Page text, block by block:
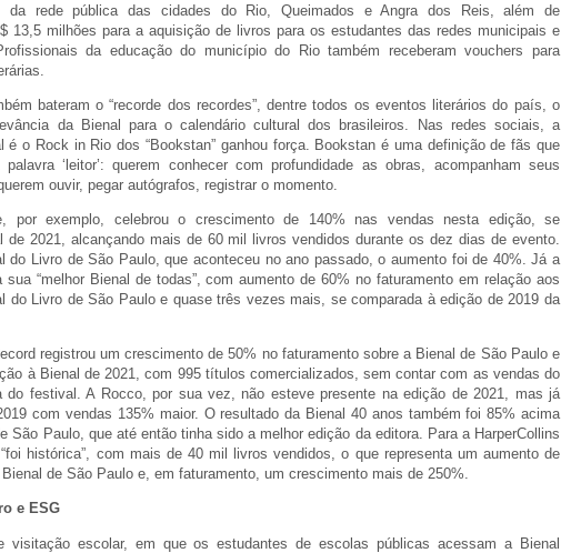
da rede pública das cidades do Rio, Queimados e Angra dos Reis, além de
13,5 milhões para a aquisição de livros para os estudantes das redes municipais e
da educação do município do Rio também receberam vouchers para
bateram o “recorde dos recordes”, dentre todos os eventos literários do país, o
da Bienal para o calendário cultural dos brasileiros. Nas redes sociais, a
é o Rock in Rio dos “Bookstan” ganhou força. Bookstan é uma definição de fãs que
‘leitor’: querem conhecer com profundidade as obras, acompanham seus
ouvir, pegar autógrafos, registrar o momento.
por exemplo, celebrou o crescimento de 140% nas vendas nesta edição, se
de 2021, alcançando mais de 60 mil livros vendidos durante os dez dias de evento.
do Livro de São Paulo, que aconteceu no ano passado, o aumento foi de 40%. Já a
“melhor Bienal de todas”, com aumento de 60% no faturamento em relação aos
do Livro de São Paulo e quase três vezes mais, se comparada à edição de 2019 da
registrou um crescimento de 50% no faturamento sobre a Bienal de São Paulo e
à Bienal de 2021, com 995 títulos comercializados, sem contar com as vendas do
do festival. A Rocco, por sua vez, não esteve presente na edição de 2021, mas já
com vendas 135% maior. O resultado da Bienal 40 anos também foi 85% acima
São Paulo, que até então tinha sido a melhor edição da editora. Para a HarperCollins
histórica”, com mais de 40 mil livros vendidos, o que representa um aumento de
de São Paulo e, em faturamento, um crescimento mais de 250%.
e ESG
visitação escolar, em que os estudantes de escolas públicas acessam a Bienal